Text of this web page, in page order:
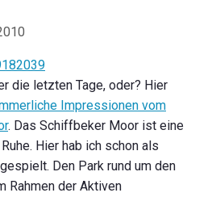
die letzten Tage, oder? Hier
Impressionen vom
. Das Schiffbeker Moor ist eine
Hier hab ich schon als
Den Park rund um den
Rahmen der Aktiven